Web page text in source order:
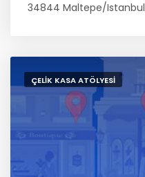
34844 Maltepe/Istanbul
ÇELIK KASA ATÖLYESI